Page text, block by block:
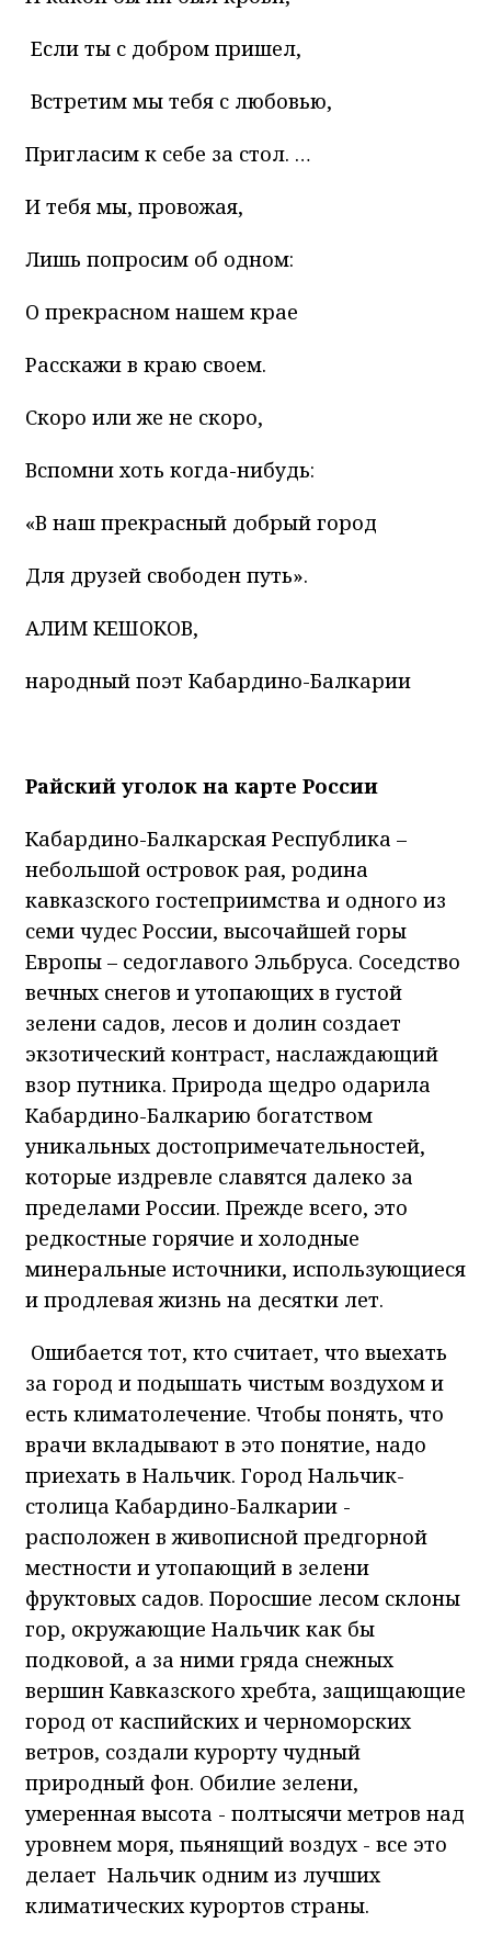
Если ты с добром пришел,
Встретим мы тебя с любовью,
Пригласим к себе за стол. …
И тебя мы, провожая,
Лишь попросим об одном:
О прекрасном нашем крае
Расскажи в краю своем.
Скоро или же не скоро,
Вспомни хоть когда-нибудь:
«В наш прекрасный добрый город
Для друзей свободен путь».
АЛИМ КЕШОКОВ,
народный поэт Кабардино-Балкарии
Райский уголок на карте России
Кабардино-Балкарская Республика –
небольшой островок рая, родина
кавказского гостеприимства и одного из
семи чудес России, высочайшей горы
Европы – седоглавого Эльбруса. Соседство
вечных снегов и утопающих в густой
зелени садов, лесов и долин создает
экзотический контраст, наслаждающий
взор путника. Природа щедро одарила
Кабардино-Балкарию богатством
уникальных достопримечательностей,
которые издревле славятся далеко за
пределами России. Прежде всего, это
редкостные горячие и холодные
минеральные источники, использующиеся
и продлевая жизнь на десятки лет.
Ошибается тот, кто считает, что выехать
за город и подышать чистым воздухом и
есть климатолечение. Чтобы понять, что
врачи вкладывают в это понятие, надо
приехать в Нальчик. Город Нальчик-
столица Кабардино-Балкарии -
расположен в живописной предгорной
местности и утопающий в зелени
фруктовых садов. Поросшие лесом склоны
гор, окружающие Нальчик как бы
подковой, а за ними гряда снежных
вершин Кавказского хребта, защищающие
город от каспийских и черноморских
ветров, создали курорту чудный
природный фон. Обилие зелени,
умеренная высота - полтысячи метров над
уровнем моря, пьянящий воздух - все это
делает Нальчик одним из лучших
климатических курортов страны.